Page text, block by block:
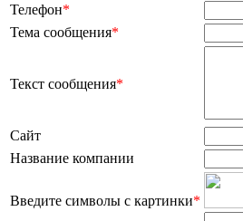
Телефон*
Тема сообщения*
Текст сообщения*
Сайт
Название компании
Введите символы с картинки*